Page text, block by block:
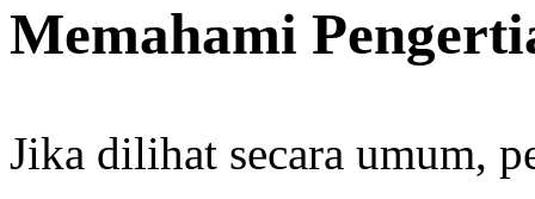
Memahami
Jika dilihat secara umum,